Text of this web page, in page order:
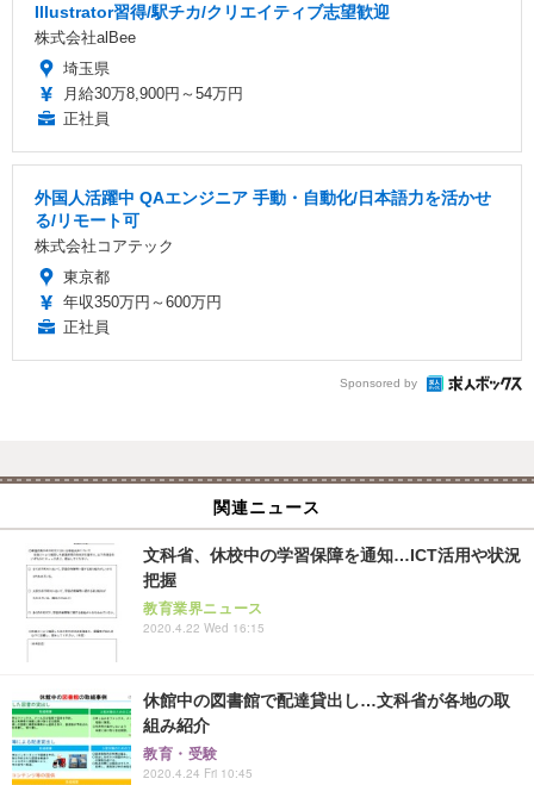
Illustrator習得/駅チカ/クリエイティブ志望歓迎
株式会社alBee
埼玉県
月給30万8,900円～54万円
正社員
外国人活躍中 QAエンジニア 手動・自動化/日本語力を活かせ
る/リモート可
株式会社コアテック
東京都
年収350万円～600万円
正社員
Sponsored by
関連ニュース
文科省、休校中の学習保障を通知…ICT活用や状況
把握
教育業界ニュース
2020.4.22 Wed 16:15
休館中の図書館で配達貸出し…文科省が各地の取
組み紹介
教育・受験
2020.4.24 Fri 10:45